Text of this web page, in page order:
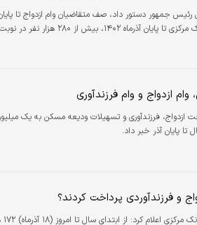
رئیس جمهور دستور داد، صف متقاضیان وام ازدواج تا
برسد، اما براساس گزارش بانک مرکزی تا پایان
ازدواج و وام فرزندآوری
و فرزندآوردی پرداخت کردند؟